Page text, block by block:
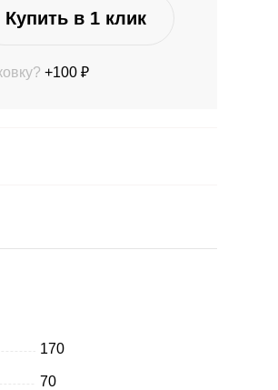
Купить в 1 клик
+100 ₽
170
70